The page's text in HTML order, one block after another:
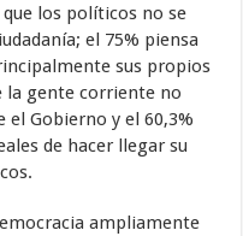
los políticos no se
el 75% piensa
sus propios
la gente corriente no
el Gobierno y el 60,3%
de hacer llegar su
ampliamente